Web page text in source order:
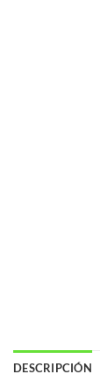
DESCRIPCIÓN